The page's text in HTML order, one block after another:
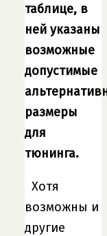
таблице, в
ней указаны
возможные
допустимые
размеры
для
тюнинга.
Хотя
возможны и
другие